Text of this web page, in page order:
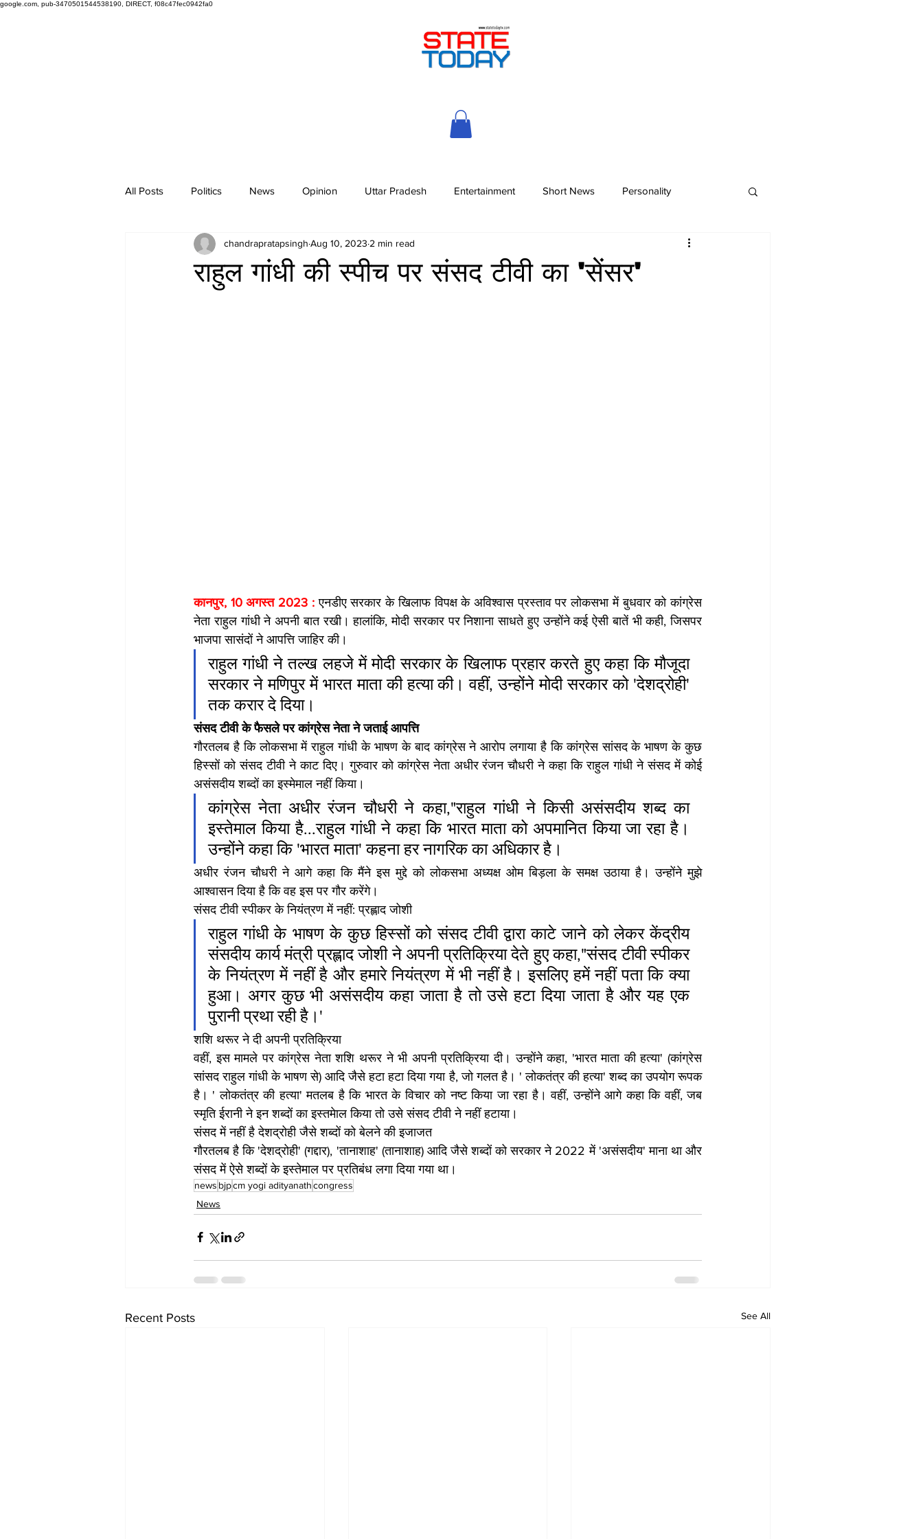
google.com, pub-3470501544538190, DIRECT, f08c47fec0942fa0
All Posts Politics News Opinion Uttar Pradesh Entertainment Short News Personality
राहुल गांधी की स्पीच पर संसद टीवी का 'सेंसर'
chandrapratapsingh Aug 10, 2023 2 min read
कानपुर, 10 अगस्त 2023 : एनडीए सरकार के खिलाफ विपक्ष के अविश्वास प्रस्ताव पर लोकसभा में बुधवार को कांग्रेस
नेता राहुल गांधी ने अपनी बात रखी। हालांकि, मोदी सरकार पर निशाना साधते हुए उन्होंने कई ऐसी बातें भी कही, जिसपर
भाजपा सासंदों ने आपत्ति जाहिर की।
राहुल गांधी ने तल्ख लहजे में मोदी सरकार के खिलाफ प्रहार करते हुए कहा कि मौजूदा
सरकार ने मणिपुर में भारत माता की हत्या की। वहीं, उन्होंने मोदी सरकार को 'देशद्रोही'
तक करार दे दिया।
संसद टीवी के फैसले पर कांग्रेस नेता ने जताई आपत्ति
गौरतलब है कि लोकसभा में राहुल गांधी के भाषण के बाद कांग्रेस ने आरोप लगाया है कि कांग्रेस सांसद के भाषण के कुछ
हिस्सों को संसद टीवी ने काट दिए। गुरुवार को कांग्रेस नेता अधीर रंजन चौधरी ने कहा कि राहुल गांधी ने संसद में कोई
असंसदीय शब्दों का इस्मेमाल नहीं किया।
कांग्रेस नेता अधीर रंजन चौधरी ने कहा,"राहुल गांधी ने किसी असंसदीय शब्द का
इस्तेमाल किया है...राहुल गांधी ने कहा कि भारत माता को अपमानित किया जा रहा है।
उन्होंने कहा कि 'भारत माता' कहना हर नागरिक का अधिकार है।
अधीर रंजन चौधरी ने आगे कहा कि मैंने इस मुद्दे को लोकसभा अध्यक्ष ओम बिड़ला के समक्ष उठाया है। उन्होंने मुझे
आश्वासन दिया है कि वह इस पर गौर करेंगे।
संसद टीवी स्पीकर के नियंत्रण में नहीं: प्रह्लाद जोशी
राहुल गांधी के भाषण के कुछ हिस्सों को संसद टीवी द्वारा काटे जाने को लेकर केंद्रीय
संसदीय कार्य मंत्री प्रह्लाद जोशी ने अपनी प्रतिक्रिया देते हुए कहा,"संसद टीवी स्पीकर
के नियंत्रण में नहीं है और हमारे नियंत्रण में भी नहीं है। इसलिए हमें नहीं पता कि क्या
हुआ। अगर कुछ भी असंसदीय कहा जाता है तो उसे हटा दिया जाता है और यह एक
पुरानी प्रथा रही है।'
शशि थरूर ने दी अपनी प्रतिक्रिया
वहीं, इस मामले पर कांग्रेस नेता शशि थरूर ने भी अपनी प्रतिक्रिया दी। उन्होंने कहा, 'भारत माता की हत्या' (कांग्रेस
सांसद राहुल गांधी के भाषण से) आदि जैसे हटा हटा दिया गया है, जो गलत है। ' लोकतंत्र की हत्या' शब्द का उपयोग रूपक
है। ' लोकतंत्र की हत्या' मतलब है कि भारत के विचार को नष्ट किया जा रहा है। वहीं, उन्होंने आगे कहा कि वहीं, जब
स्मृति ईरानी ने इन शब्दों का इस्तमेाल किया तो उसे संसद टीवी ने नहीं हटाया।
संसद में नहीं है देशद्रोही जैसे शब्दों को बेलने की इजाजत
गौरतलब है कि 'देशद्रोही' (गद्दार), 'तानाशाह' (तानाशाह) आदि जैसे शब्दों को सरकार ने 2022 में 'असंसदीय' माना था और
संसद में ऐसे शब्दों के इस्तेमाल पर प्रतिबंध लगा दिया गया था।
news bjpcm yogi adityanathcongress
News
Recent Posts See All